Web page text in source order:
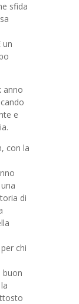
sfida
un
anno
e
con la
di
chi
buon